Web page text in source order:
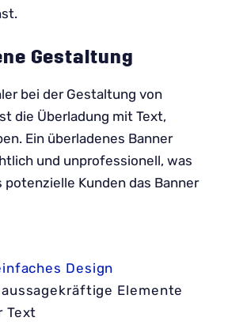
Gestaltung
bei der Gestaltung von
die Überladung mit Text,
Ein überladenes Banner
und unprofessionell, was
Kunden das Banner
Design
Elemente
Text